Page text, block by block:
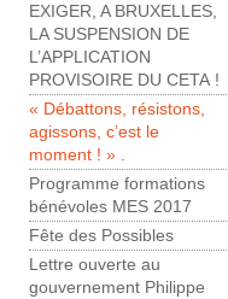
EXIGER, A BRUXELLES,
LA SUSPENSION DE
L’APPLICATION
PROVISOIRE DU CETA !
« Débattons, résistons,
agissons, c’est le
moment ! » .
Programme formations
bénévoles MES 2017
Fête des Possibles
Lettre ouverte au
gouvernement Philippe